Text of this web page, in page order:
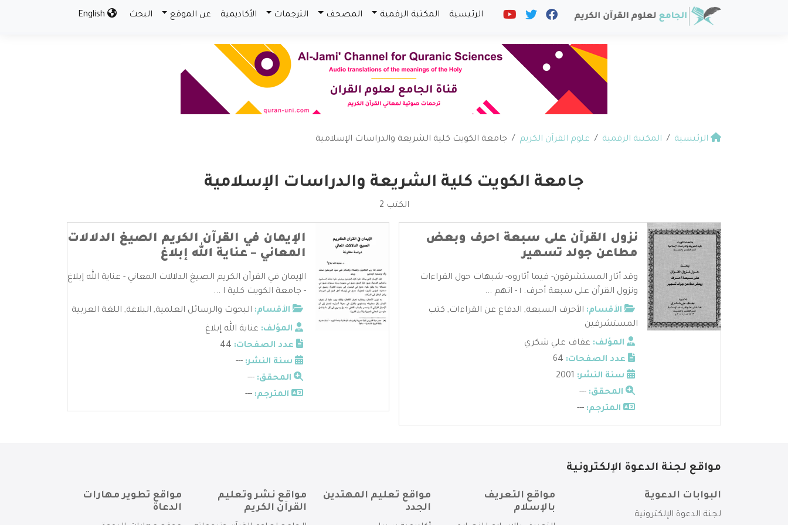
الرئيسية المكتبة الرقمية المصحف الترجمات الأكاديمية عن الموقع البحث
الرئيسية المكتبة الرقمية علوم القرآن الكريم جامعة الكويت كلية الشريعة والدراسات الإسلامية
جامعة الكويت كلية الشريعة والدراسات الإسلامية
الكتب 2
نزول القرآن على سبعة احرف وبعض
مطاعن جولد تسهير
وقد أثار المستشرقون- فيما أثاروه- شبهات حول القراءات
ونزول القرآن على سبعة أحرف. ١ - اتهم ...
الأقسام: الأحرف السبعة, الدفاع عن القراءات, كتب
المستشرقين
المؤلف: عفاف علي شكري
عدد الصفحات:
سنة النشر:
المحقق: ---
المترجم: ---
الإيمان في القرآن الكريم الصيغ الدلالات
المعاني – عناية الله إبلاغ
الإيمان في القرآن الكريم الصيغ الدلالات المعاني - عناية الله إبلاغ
- جامعة الكويت كلية ا ...
الأقسام: البحوث والرسائل العلمية, البلاغة, اللغة العربية
المؤلف: عناية الله إبلاغ
عدد الصفحات:
سنة النشر: ---
المحقق: ---
المترجم: ---
مواقع لجنة الدعوة الإلكترونية
البوابات الدعوية
لجنة الدعوة الإلكترونية
مواقع التعريف
بالإسلام
مواقع تعليم المهتدين
الجدد
مواقع نشر وتعليم
القرآن الكريم
مواقع تطوير مهارات
الدعاة